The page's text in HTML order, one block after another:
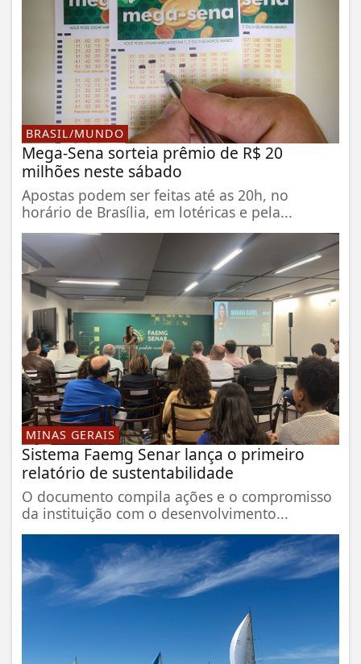
BRASIL/MUNDO
Mega-Sena sorteia prêmio de R$ 20
milhões neste sábado
Apostas podem ser feitas até as 20h, no
horário de Brasília, em lotéricas e pela...
MINAS GERAIS
Sistema Faemg Senar lança o primeiro
relatório de sustentabilidade
O documento compila ações e o compromisso
da instituição com o desenvolvimento...